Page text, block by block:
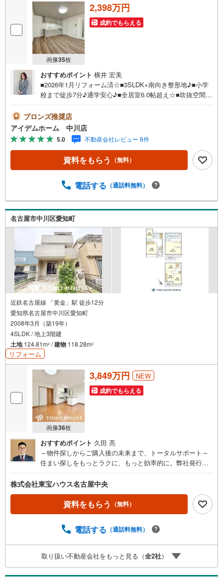
画像35枚
2,398万円
成約でもらえる
おすすめポイント 横井 宏美
■2026年1月リフォーム済☆■3SLDK×南向き整形地♪■小学
校まで徒歩7分♪通学安心♪■全居室6.0帖超え☆■吹抜空間で
ス・フローリング・フロアータイル替え♪《本日見学O
K！》営業時間内（9:00～19:00）は、下記電話フォームよ
りお電話をして頂けるとスムーズに見学のご案内ができま
す。＼アイデムホームではお客様第一での営業を心掛けて
おります/■弊社店舗について駐車場完備、キッズコーナー
も併設しておりますのでお子様連れでもご安心下さい。■ご
頂きご案内も可能です。■住宅ローンについて弊社では豊富
宅ローン商品のご提案をさせて頂きます。また、以下のよ
うなご相談も是非ご相談下さい。・勤続年数が短い方、自
営業者の方・車のローンやクレジット、キャッシングの借
入がある方・自己資金がない、支払いに不安のある方何で
もご相談下さい。
ブロンズ推奨店
アイデムホーム 中川店
5.0 不動産会社レビュー 6件
資料をもらう （無料）
電話する （通話料無料）
名古屋市中川区愛知町
近鉄名古屋線 「黄金」駅 徒歩12分
愛知県名古屋市中川区愛知町
2008年3月（築19年）
4SLDK / 地上3階建
土地124.81m2 /建物 118.28m2
リフォーム
画像36枚
3,849万円 NEW
成約でもらえる
おすすめポイント 久田 亮
～物件探しからご購入後の未来まで、トータルサポート～
住まい探しをもっとラクに、もっと効率的に。弊社発行の
辺環境のチェックまでスマホで完結。よく行く場所へのル
ートや所要時間がわかる「Door to Door機能」で、通勤・通
学時間もスムーズに検索できます。東宝ハウス名古屋中央
では、物件のご紹介にとどまらず、独自の会員サービス「T
イフプランニングを通じて、ご入居後もお客様の安心と豊
ます。 住宅ローンのご相談 FPによるライフプランのシミ
ュレーションお電話よりお問い合わせの際は「Yahoo！不
株式会社東宝ハウス名古屋中央
資料をもらう （無料）
電話する （通話料無料）
取り扱い不動産会社をもっと見る（全2社）